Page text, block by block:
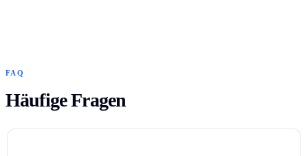
FAQ
Häufige Fragen